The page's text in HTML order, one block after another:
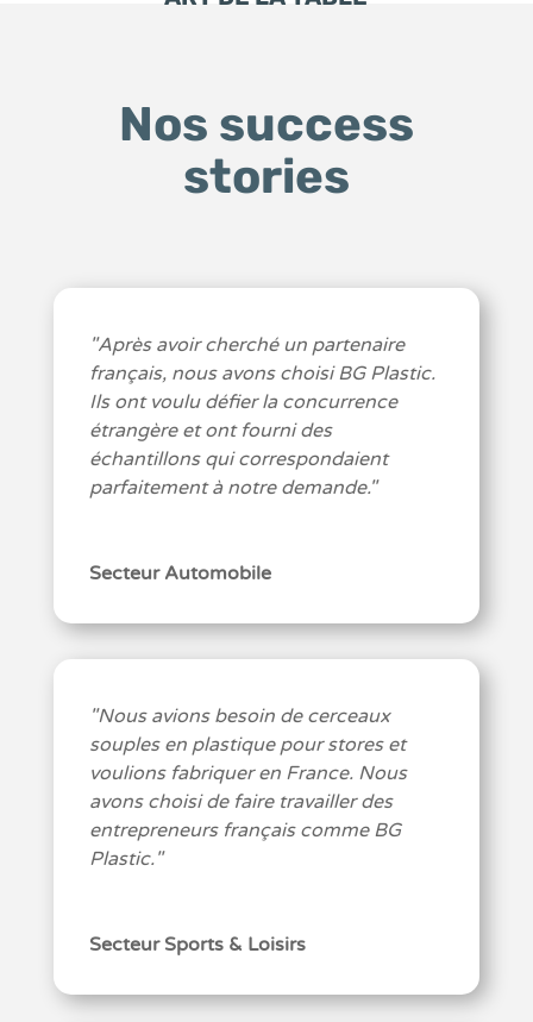
Nos success
stories
"Après avoir cherché un partenaire
français, nous avons choisi BG Plastic.
Ils ont voulu défier la concurrence
étrangère et ont fourni des
échantillons qui correspondaient
parfaitement à notre demande."
Secteur Automobile
"Nous avions besoin de cerceaux
souples en plastique pour stores et
voulions fabriquer en France. Nous
avons choisi de faire travailler des
entrepreneurs français comme BG
Plastic."
Secteur Sports & Loisirs